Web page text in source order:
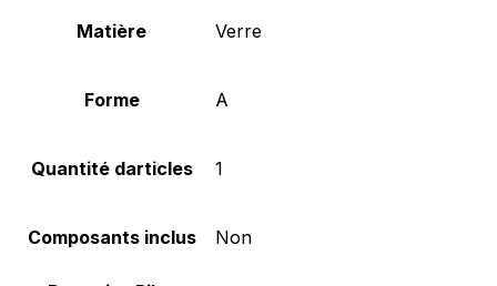
Matière ‎Verre
Forme ‎A
Quantité darticles ‎1
Composants inclus ‎Non